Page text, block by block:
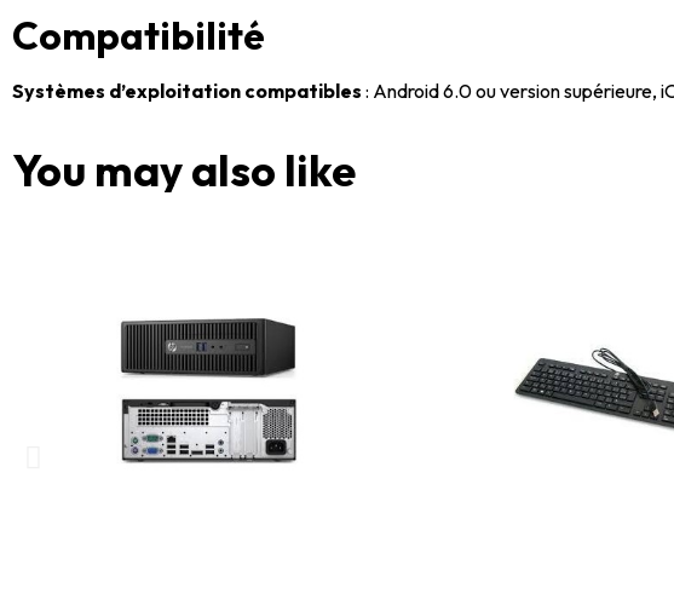
Compatibilité
Systèmes d’exploitation compatibles : Android 6.0 ou version supérieure,
You may also like